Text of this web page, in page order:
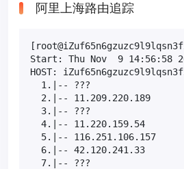
阿里上海路由追踪
Start: Thu Nov  9 14:56:58
HOST:
1.|-- ???
2.|-- 11.209.220.189
3.|-- ???
4.|-- 11.220.159.54
5.|-- 116.251.106.157
6.|-- 42.120.241.33
7.|-- ???